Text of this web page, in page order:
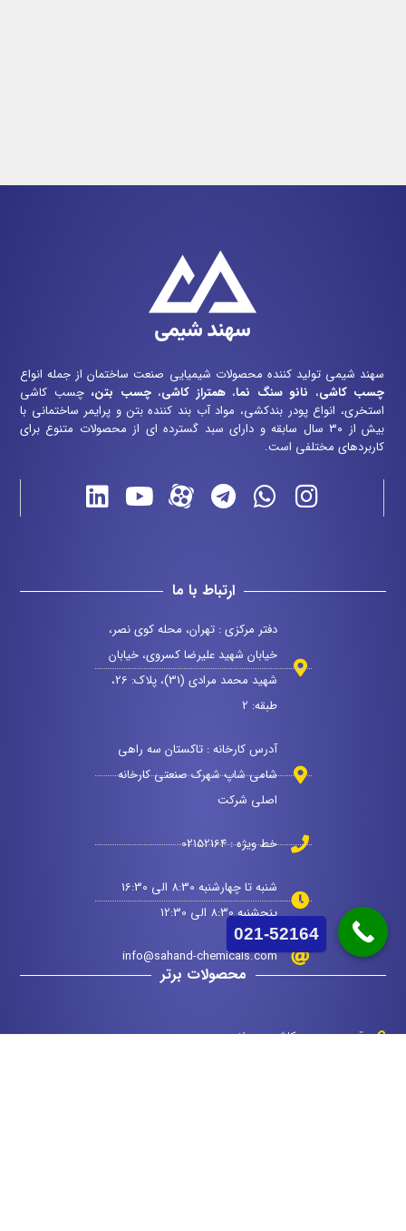
سهند شیمی تولید کننده محصولات شیمیایی صنعت ساختمان از جمله انواع
چسب کاشی، نانو سنگ نما، همتراز کاشی،چسب بتن، چسب کاشی
استخری، انواع پودر بندکشی، مواد آب بند کننده بتن و پرایمر ساختمانی با
بیش از ۳۰ سال سابقه و دارای سبد گسترده ای از محصولات متنوع برای
کاربردهای مختلفی است.
ارتباط با ما
دفتر مرکزی : تهران، محله کوی نصر،
خیابان شهید علیرضا کسروی، خیابان
شهید محمد مرادی (31)، پلاک: 26،
طبقه: 2
آدرس کارخانه : تاکستان سه راهی
شامی شاپ شهرک صنعتی کارخانه
اصلی شرکت
خط ویژه : 02152164
شنبه تا چهارشنبه 8:30 الی 16:30
پنجشنبه 8:30 الی 12:30
info@sahand-chemicals.com
محصولات برتر
قیمت چسب کاشی پرسلان
021-52164